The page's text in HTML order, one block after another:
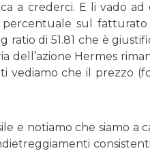
a crederci. E li vado
sul fatturato
ratio di 51.81 che è
dell’azione Hermes
vediamo che il prezzo
e notiamo che siamo a